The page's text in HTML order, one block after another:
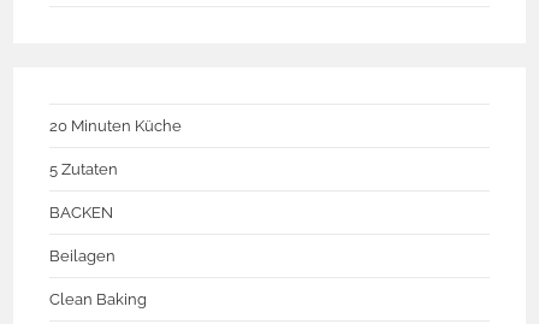
20 Minuten Küche
5 Zutaten
BACKEN
Beilagen
Clean Baking